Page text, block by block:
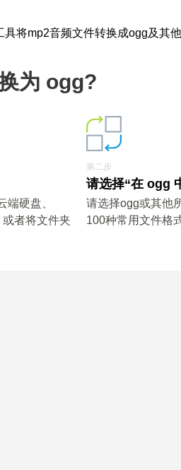
将mp2音频文件转换成ogg及其他
为 ogg?
端硬盘、
者将文件夹
第二步
请选择“在 ogg
请选择ogg或其他
100种常用文件格